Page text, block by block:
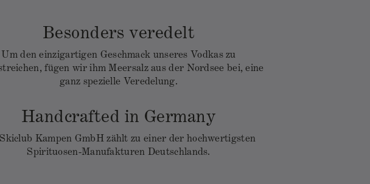
Besonders veredelt
Um den einzigartigen Geschmack unseres Vodkas zu
fügen wir ihm Meersalz aus der Nordsee bei, eine
ganz spezielle Veredelung.
Handcrafted in Germany
Kampen GmbH zählt zu einer der hochwertigsten
Spirituosen-Manufakturen Deutschlands.